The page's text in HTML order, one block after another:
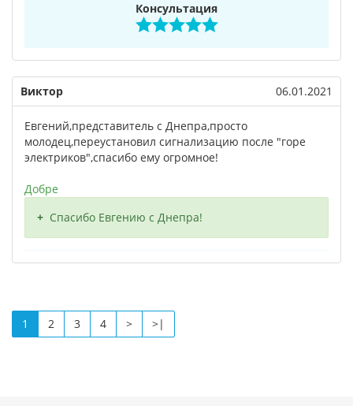
Консультация
Виктор 06.01.2021
Евгений,представитель с Днепра,просто
молодец,переустановил сигнализацию после "горе
электриков",спасибо ему огромное!
Добре
Спасибо Евгению с Днепра!
1 2 3 4 > >|